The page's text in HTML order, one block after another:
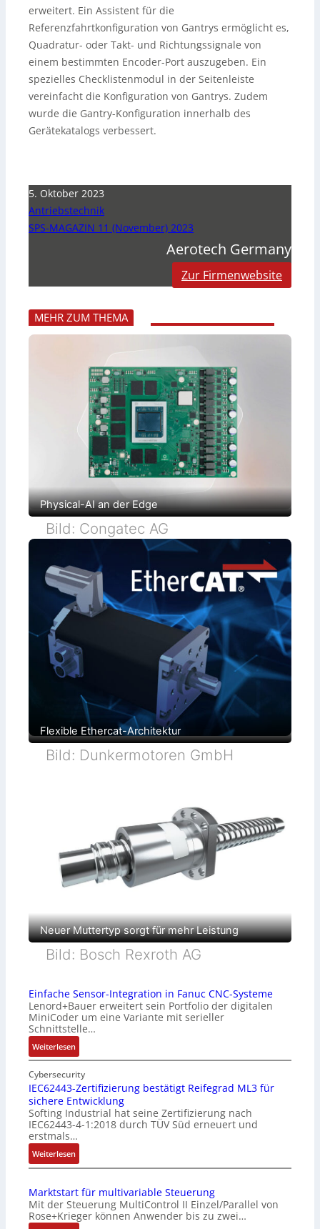
erweitert. Ein Assistent für die
Referenzfahrtkonfiguration von Gantrys ermöglicht es,
Quadratur- oder Takt- und Richtungssignale von
einem bestimmten Encoder-Port auszugeben. Ein
spezielles Checklistenmodul in der Seitenleiste
vereinfacht die Konfiguration von Gantrys. Zudem
wurde die Gantry-Konfiguration innerhalb des
Gerätekatalogs verbessert.
5. Oktober 2023
Antriebstechnik
SPS-MAGAZIN 11 (November) 2023
Aerotech Germany
Zur Firmenwebsite
MEHR ZUM THEMA
Physical-AI an der Edge
Bild: Congatec AG
Flexible Ethercat-Architektur
Bild: Dunkermotoren GmbH
Neuer Muttertyp sorgt für mehr Leistung
Bild: Bosch Rexroth AG
Einfache Sensor-Integration in Fanuc CNC-Systeme
Lenord+Bauer erweitert sein Portfolio der digitalen
MiniCoder um eine Variante mit serieller
Schnittstelle…
Weiterlesen:
E
i
n
f
a
c
h
e
S
n
s
o
Cybersecurity
IEC62443-Zertifizierung bestätigt Reifegrad ML3 für
sichere Entwicklung
Softing Industrial hat seine Zertifizierung nach
IEC62443-4-1:2018 durch TÜV Süd erneuert und
erstmals…
Weiterlesen:
I
C
6
2
Marktstart für multivariable Steuerung
Mit der Steuerung MultiControl II Einzel/Parallel von
Rose+Krieger können Anwender bis zu zwei…